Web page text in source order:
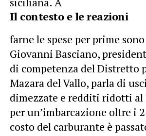
Il contesto e le reazioni
farne le spese per prime
Giovanni Basciano,
di competenza del Distretto
Mazara del Vallo, parla di
dimezzate e redditi ridotti
per un’imbarcazione oltre i
costo del carburante è